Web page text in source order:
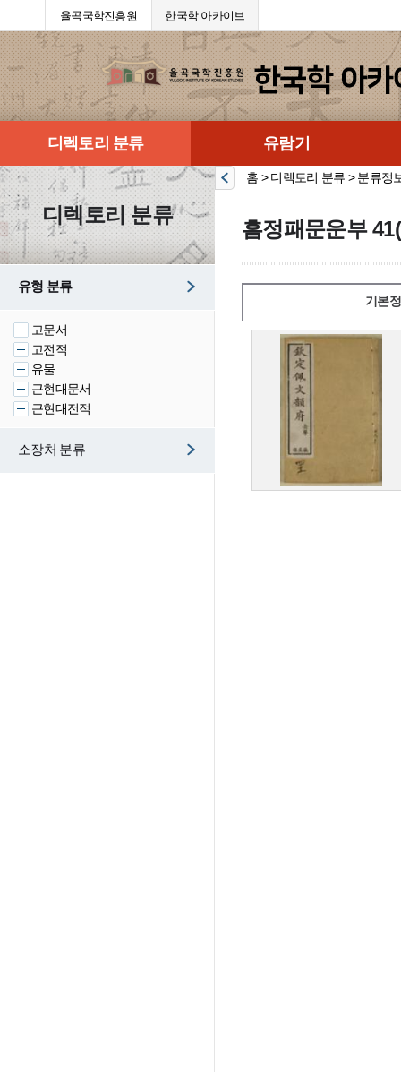
율곡국학진흥원 한국학 아카이브
디렉토리 분류 유람기
디렉토리 분류
유형 분류
고문서
고전적
유물
근현대문서
근현대전적
소장처 분류
홈 > 디렉토리 분류 > 분류정
흠정패문운부
기본